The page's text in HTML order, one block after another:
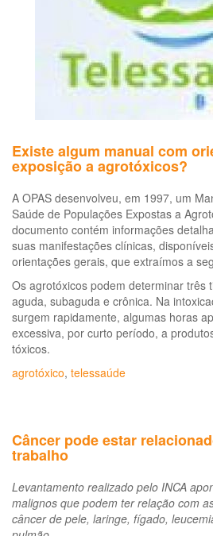
disponível
na
internet
Existe algum manual com
exposição a agrotóxicos?
A OPAS desenvolveu, em 1997, um
Saúde de Populações Expostas a
documento contém informações
suas manifestações clínicas,
orientações gerais, que extraímos a
Os agrotóxicos podem determinar três
aguda, subaguda e crônica. Na
surgem rapidamente, algumas horas
excessiva, por curto período, a
tóxicos.
agrotóxico, telessaúde
Câncer pode estar
trabalho
Levantamento realizado pelo INCA
malignos que podem ter relação com
câncer de pele, laringe, fígado,